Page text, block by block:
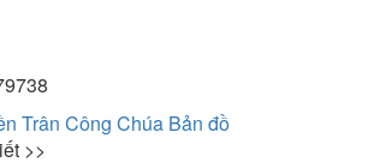
Trân Công Chúa Bản đồ
>>